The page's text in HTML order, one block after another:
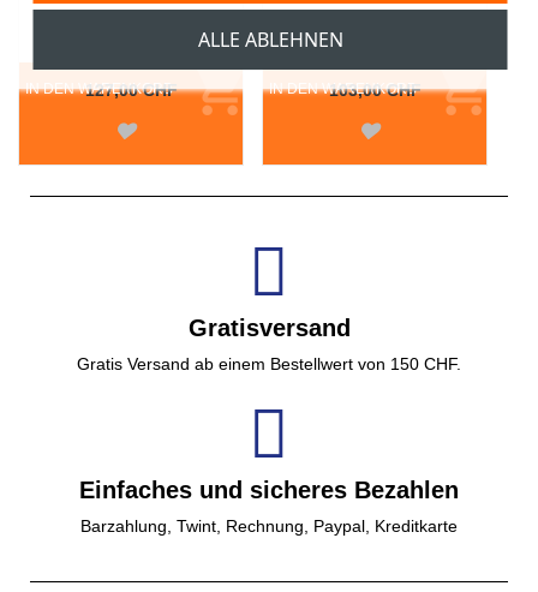
IN DEN WARENKORB
127,00 CHF IN DEN WARENKORB
103,00 CHF
Gratisversand
Gratis Versand ab einem Bestellwert von 150 CHF.
Einfaches und sicheres Bezahlen
Barzahlung, Twint, Rechnung, Paypal, Kreditkarte
ALLE ABLEHNEN